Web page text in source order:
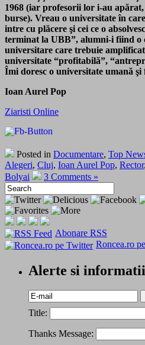
1968 (iar profesorii lor i-au
burse). Vreau o universitate în
intre cu plăcere şi cei ce o
terminat la UBB”, alumni-i fiind o
universitare care trebuie
universitate “profitabilă”,
Îmi doresc o universitate umană şi
Ioan Aurel Pop
Ziaristi Online
Posted in Documentare, Top
Alegeri, Cluj, Ioan Aurel Pop, Rector,
Bolyai
3 Comments »
Abonare RSS
Roncea.ro
Alerte si
Title:
Thanks Message: